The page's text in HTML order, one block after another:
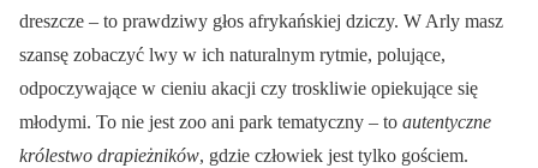
dreszcze – to prawdziwy głos afrykańskiej dziczy. W Arly masz
szansę zobaczyć lwy w ich naturalnym rytmie, polujące,
odpoczywające w cieniu akacji czy troskliwie opiekujące się
młodymi. To nie jest zoo ani park tematyczny – to autentyczne
królestwo drapieżników, gdzie człowiek jest tylko gościem.